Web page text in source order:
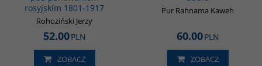
rosyjskim 1801-1917
Rohoziński Jerzy
52.00PLN
ZOBACZ
Pur Rahnama Kaweh
60.00PLN
ZOBACZ